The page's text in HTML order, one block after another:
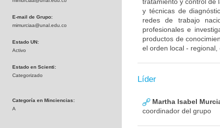
E-mail de Grupo:
mimurciaa@unal.edu.co
Estado UN:
Activo
Estado en Scienti:
Categorizado
Categoría en Minciencias:
A
y técnicas de
redes de trabajo
profesionales e
productos de
el orden local -
Líder
Martha Isabel
coordinador del grupo